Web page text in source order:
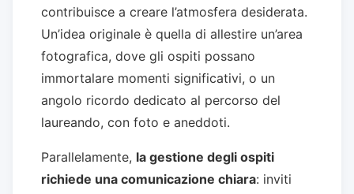
contribuisce a creare l’atmosfera desiderata.
Un’idea originale è quella di allestire un’area
fotografica, dove gli ospiti possano
immortalare momenti significativi, o un
angolo ricordo dedicato al percorso del
laureando, con foto e aneddoti.
Parallelamente, la gestione degli ospiti
richiede una comunicazione chiara: inviti